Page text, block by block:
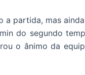
partida, mas
do segundo
o ânimo da